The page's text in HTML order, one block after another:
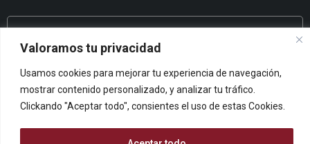
Valoramos tu privacidad
Usamos cookies para mejorar tu experiencia de navegación,
mostrar contenido personalizado, y analizar tu tráfico.
Clickando "Aceptar todo", consientes el uso de estas Cookies.
¿No encuentras lo que buscas?
¿Te podemos ayudar?
Centro De Ayuda
Queremos saber tu opinión
Dános Feedback